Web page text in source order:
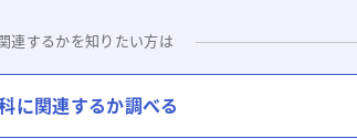
連するかを知りたい方は
に関連するか調べる